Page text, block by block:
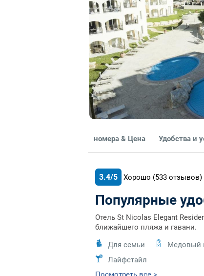
номера & Цена Удобства и
3.4/5 Хорошо (533 отзывов)
Популярные
Отель St Nicolas Elegant
ближайшего пляжа и гавани.
Для семьи
Медовый
Лайфстайл